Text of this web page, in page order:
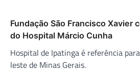
Fundação São Francisco Xavier
do Hospital Márcio Cunha
Hospital de Ipatinga é referência
leste de Minas Gerais.